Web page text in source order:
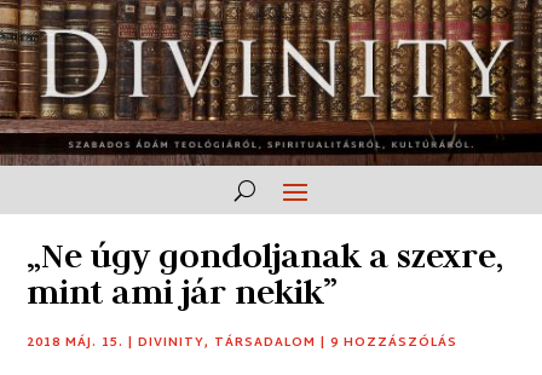
„Ne úgy gondoljanak a szexre,
mint ami jár nekik”
2018 MÁJ. 15. |DIVINITY, TÁRSADALOM |9 HOZZÁSZÓLÁS